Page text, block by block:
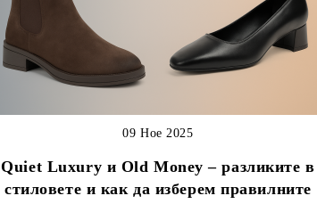
Quiet Luxury и Old Money – разликите в
стиловете и как да изберем правилните
09 Ное 2025